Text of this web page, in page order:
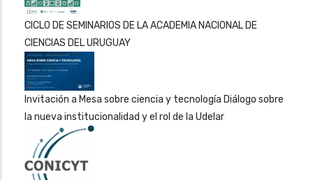
CICLO DE SEMINARIOS DE LA ACADEMIA NACIONAL DE
CIENCIAS DEL URUGUAY
Invitación a Mesa sobre ciencia y tecnología Diálogo sobre
la nueva institucionalidad y el rol de la Udelar